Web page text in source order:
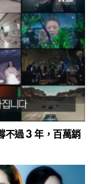
不過 3 年，百萬銷